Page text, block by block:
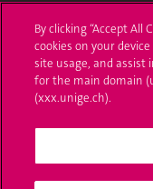
UNIGE Mobile
Médias
Offres d'emploi
Bibliothèque
By clicking “Accept All
cookies on your
site usage, and assist
for the main domain
(xxx.unige.ch).